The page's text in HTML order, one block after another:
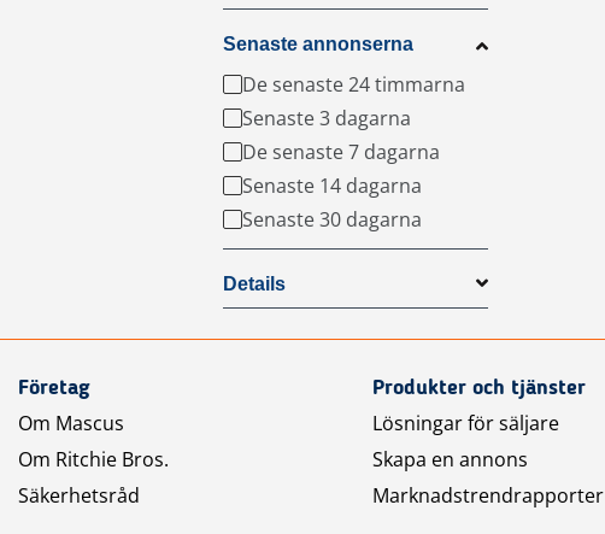
Senaste annonserna
De senaste 24 timmarna
Senaste 3 dagarna
De senaste 7 dagarna
Senaste 14 dagarna
Senaste 30 dagarna
Details
Företag
Om Mascus
Om Ritchie Bros.
Säkerhetsråd
Produkter och tjänster
Lösningar för säljare
Skapa en annons
Marknadstrendrapporter